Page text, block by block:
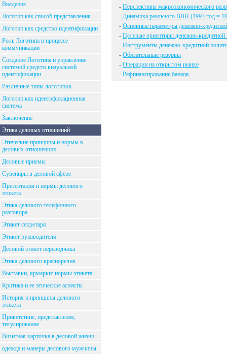
Введение
Логотип как способ представления
Логотип как средство идентификации
Роль Логотипа в процессе
коммуникации
Создание Логотипа и управление
системой средств визуальной
идентификации
Различные типы логотипов
Логотип как идентификационная
система
Заключение
Этика деловых отношений
Этические принципы и нормы в
деловых отношениях
Деловые приемы
Сувениры в деловой сфере
Презентация и нормы делового
этикета
Этика делового телефонного
разговора
Этикет секретаря
Этикет руководителя
Деловой этикет переводчика
Этика делового красноречия
Выставки, ярмарки: нормы этикета
Критика и ее этические аспекты
История и принципы делового
этикета
Приветствие, представление,
титулирование
Визитная карточка в деловой жизни
одежда и манеры делового мужчины
- Перспективы макроэкономического
- Динамика реального ВВП (1993 год =
- Основные параметры денежно-
- Целевые ориентиры денежно-кредитной
- Инструменты денежно-кредитной
- Обязательные резервы
- Операции на открытом рынке
- Рефинансирование банков